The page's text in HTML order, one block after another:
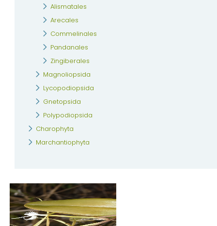
Alismatales
Arecales
Commelinales
Pandanales
Zingiberales
Magnoliopsida
Lycopodiopsida
Gnetopsida
Polypodiopsida
Charophyta
Marchantiophyta